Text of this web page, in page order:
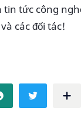
tin tức công
các đối tác!